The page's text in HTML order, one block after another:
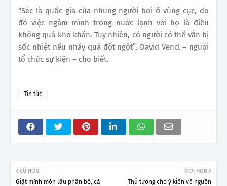
“Séc là quốc gia của những người bơi ở vùng cực, do
đó việc ngâm mình trong nước lạnh với họ là điều
không quá khó khăn. Tuy nhiên, có người có thể vẫn bị
sốc nhiệt nếu nhảy quá đột ngột”, David Vencl – người
tổ chức sự kiện – cho biết.
Tin tức
MỚI HƠN
Thủ tướng cho ý kiến về nguồn
CŨ HƠN
Giật mình món lẩu phân bò, cà